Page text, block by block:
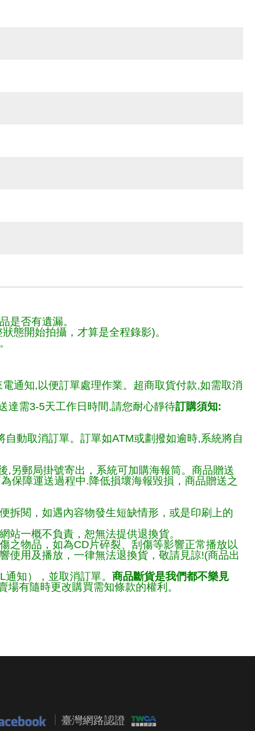
是否有遺漏。
態開始拍攝，才算是全程錄影)。
通知,以便訂單處理作業。超商取貨付款,如需取消
達需3-5天工作日時間,請您耐心靜待訂購須知:
動取消訂單。訂單如ATM或劃撥如逾時,系統將自
,另郵局掛號寄出，系統可加購海報筒。商品贈送
保障運送過程中.降低損壞海報毀損，商品贈送之
拆閱，如遇內容物發生短缺情形，或是印刷上的
站一概不負責，恕無法提供退換貨。
之物品，如為CD片碎裂、刮傷等影響正常播放以
使用及播放，一律無法退換貨，敬請見諒!(商品出
知），並取消訂單。 商品斷貨是我們都不樂見
場有隨時更改購買需知條款的權利。
臺灣網路認證